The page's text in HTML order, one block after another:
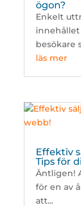
ögon?
Enkelt
besökare
läs mer
Effektiv
Tips för
Äntligen!
för en av
att...